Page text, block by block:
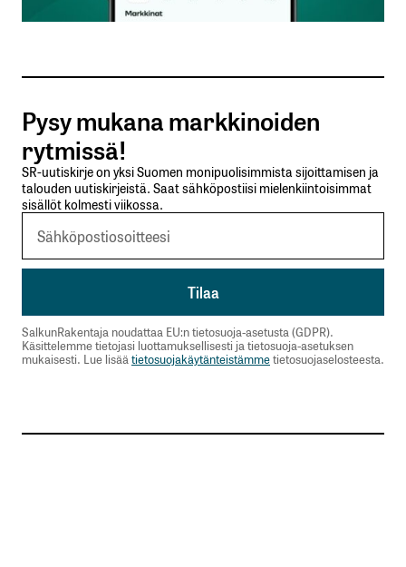
Sähköpostiosoitteesi
Tilaa SalkunRakentajan uutiskirje
Lähetä kommentti
Pysy mukana markkinoiden
rytmissä!
SR-uutiskirje on yksi Suomen monipuolisimmista sijoittamisen ja
talouden uutiskirjeistä. Saat sähköpostiisi mielenkiintoisimmat
sisällöt kolmesti viikossa.
SalkunRakentaja noudattaa EU:n tietosuoja-asetusta (GDPR).
Käsittelemme tietojasi luottamuksellisesti ja tietosuoja-asetuksen
mukaisesti. Lue lisäätietosuojakäytänteistämmetietosuojaselosteesta.